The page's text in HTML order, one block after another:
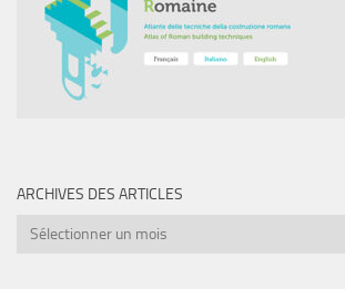
ARCHIVES DES ARTICLES
Archives